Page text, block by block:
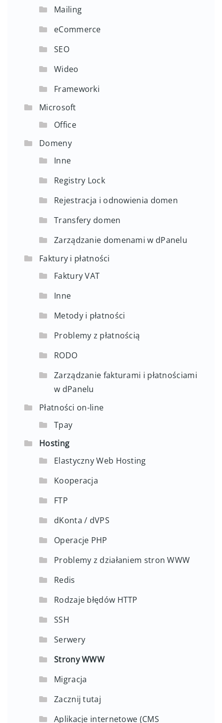
Mailing
eCommerce
SEO
Wideo
Frameworki
Microsoft
Office
Domeny
Inne
Registry Lock
Rejestracja i odnowienia domen
Transfery domen
Zarządzanie domenami w dPanelu
Faktury i płatności
Faktury VAT
Inne
Metody i płatności
Problemy z płatnością
RODO
Zarządzanie fakturami i płatnościami
w dPanelu
Płatności on-line
Tpay
Hosting
Elastyczny Web Hosting
Kooperacja
FTP
dKonta / dVPS
Operacje PHP
Problemy z działaniem stron WWW
Redis
Rodzaje błędów HTTP
SSH
Serwery
Strony WWW
Migracja
Zacznij tutaj
Aplikacje internetowe (CMS